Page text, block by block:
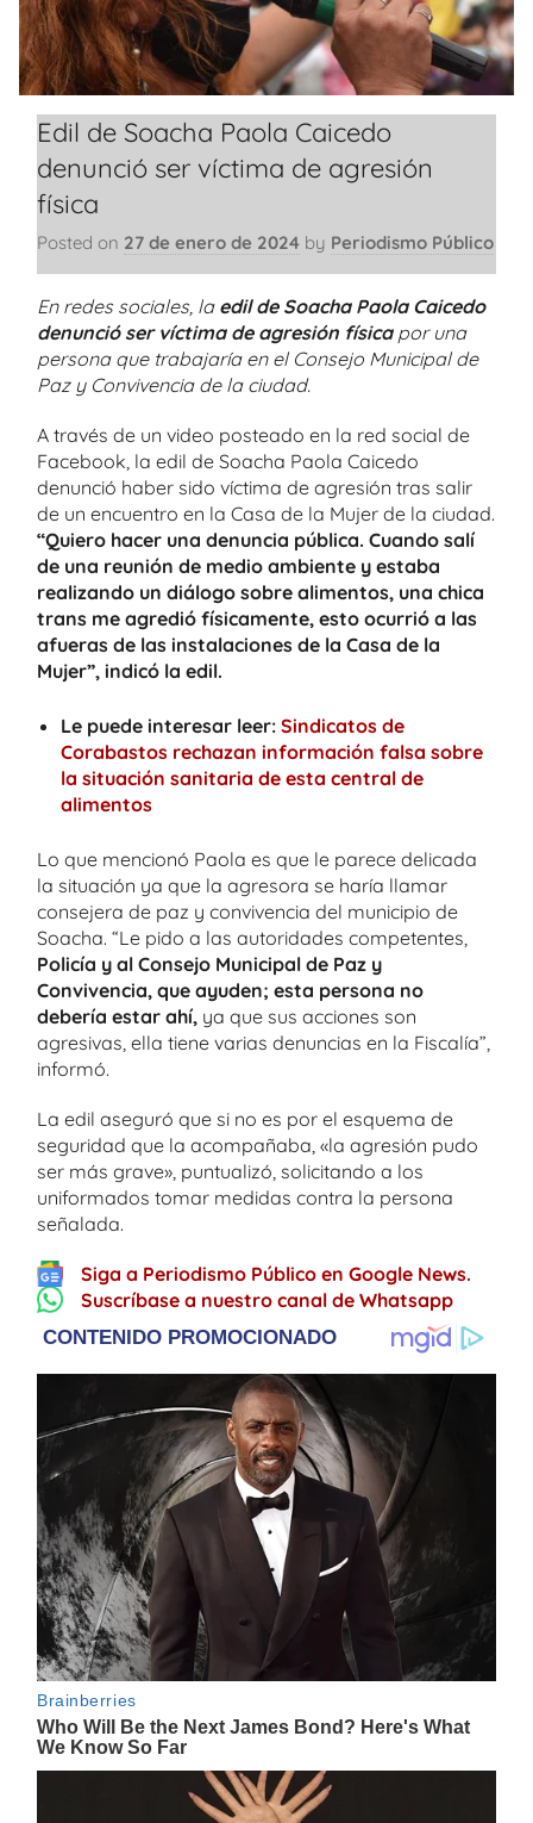
Edil de Soacha Paola Caicedo
denunció ser víctima de agresión
física
Posted on 27 de enero de 2024 by Periodismo Público
En redes sociales, la edil de Soacha Paola Caicedo
denunció ser víctima de agresión físicapor una
persona que trabajaría en el Consejo Municipal de
Paz y Convivencia de la ciudad.
A través de un video posteado en la red social de
Facebook, la edil de Soacha Paola Caicedo
denunció haber sido víctima de agresión tras salir
de un encuentro en la Casa de la Mujer de la ciudad.
“Quiero hacer una denuncia pública. Cuando salí
de una reunión de medio ambiente y estaba
realizando un diálogo sobre alimentos, una chica
trans me agredió físicamente, esto ocurrió a las
afueras de las instalaciones de la Casa de la
Mujer”, indicó la edil.
Le puede interesar leer: Sindicatos de
Corabastos rechazan información falsa sobre
la situación sanitaria de esta central de
alimentos
Lo que mencionó Paola es que le parece delicada
la situación ya que la agresora se haría llamar
consejera de paz y convivencia del municipio de
Soacha. “Le pido a las autoridades competentes,
Policía y al Consejo Municipal de Paz y
Convivencia, que ayuden; esta persona no
debería estar ahí, ya que sus acciones son
agresivas, ella tiene varias denuncias en la Fiscalía”,
informó.
La edil aseguró que si no es por el esquema de
seguridad que la acompañaba, «la agresión pudo
ser más grave», puntualizó, solicitando a los
uniformados tomar medidas contra la persona
señalada.
Siga a Periodismo Público en Google News.
Suscríbase a nuestro canal de Whatsapp